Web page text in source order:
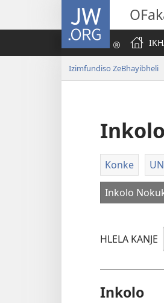
JW.ORG
Izimfundiso ZeBhayibheli
Konke
Inkolo
HLELA KANJE
Inkolo